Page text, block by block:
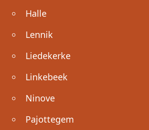
Halle
Lennik
Liedekerke
Linkebeek
Ninove
Pajottegem